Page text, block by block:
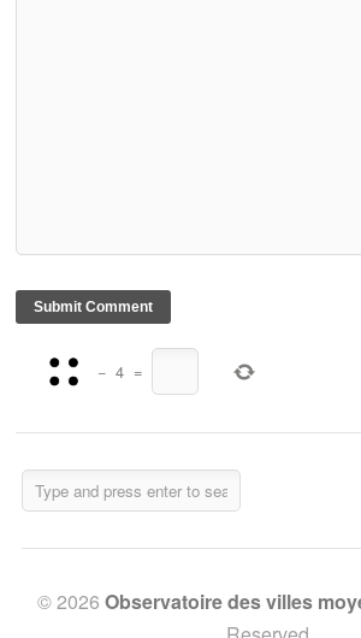
− 4 =
© 2026 Observatoire des villes